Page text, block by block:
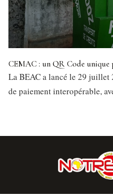
CEMAC : un QR Code unique
La BEAC a lancé le 29 juillet
de paiement interopérable,